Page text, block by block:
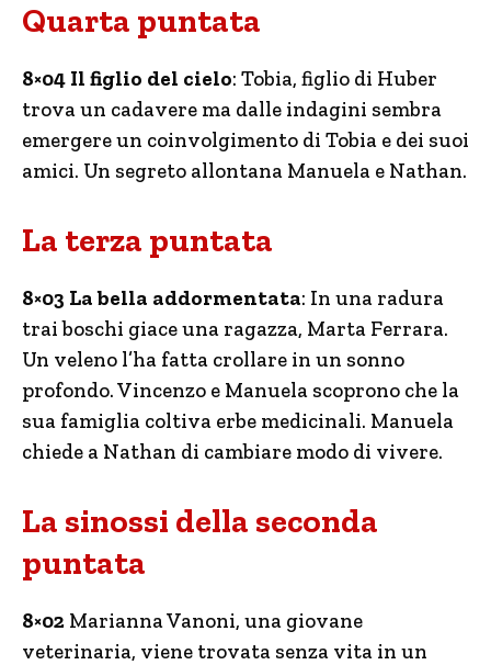
Quarta puntata
8×04 Il figlio del cielo: Tobia, figlio di Huber
trova un cadavere ma dalle indagini sembra
emergere un coinvolgimento di Tobia e dei suoi
amici. Un segreto allontana Manuela e Nathan.
La terza puntata
8×03 La bella addormentata: In una radura
trai boschi giace una ragazza, Marta Ferrara.
Un veleno l’ha fatta crollare in un sonno
profondo. Vincenzo e Manuela scoprono che la
sua famiglia coltiva erbe medicinali. Manuela
chiede a Nathan di cambiare modo di vivere.
La sinossi della seconda
puntata
8×02 Marianna Vanoni, una giovane
veterinaria, viene trovata senza vita in un